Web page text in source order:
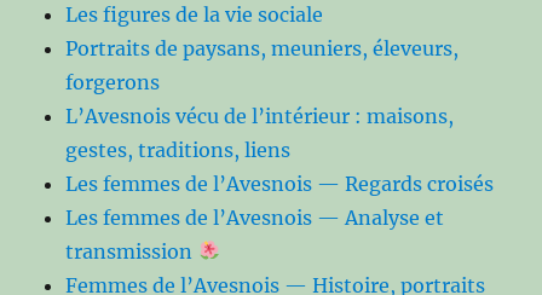
Les figures de la vie sociale
Portraits de paysans, meuniers, éleveurs,
forgerons
L’Avesnois vécu de l’intérieur : maisons,
gestes, traditions, liens
Les femmes de l’Avesnois — Regards croisés
Les femmes de l’Avesnois — Analyse et
transmission
Femmes de l’Avesnois — Histoire, portraits